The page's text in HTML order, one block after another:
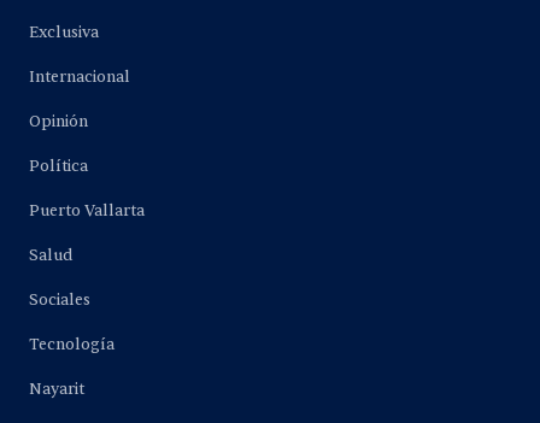
Exclusiva
Internacional
Opinión
Política
Puerto Vallarta
Salud
Sociales
Tecnología
Nayarit